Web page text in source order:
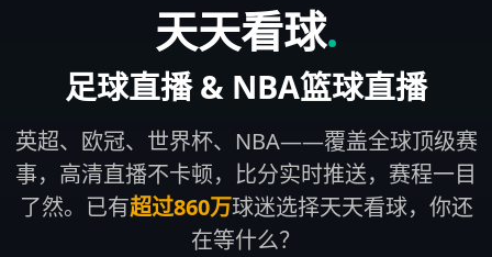
天天看球.
足球直播 & NBA篮球直播
英超、欧冠、世界杯、NBA——覆盖全球顶级赛
事，高清直播不卡顿，比分实时推送，赛程一目
了然。已有超过860万球迷选择天天看球，你还
在等什么？